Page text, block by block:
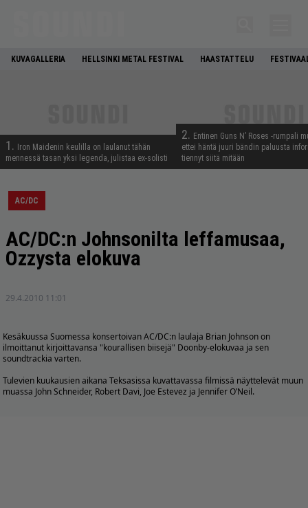
KUVAGALLERIA HELLSINKI METAL FESTIVAL HAASTATTELU
1.
Iron Maidenin keulilla on laulanut tähän
mennessä tasan yksi legenda, julistaa ex-solisti
2. Entinen Guns N’ Roses -rumpali
ettei häntä juuri bändin paluusta
tiennyt siitä mitään
AC/DC
AC/DC:n Johnsonilta leffamusaa,
Ozzysta elokuva
29.4.2010 11:01
Kesäkuussa Suomessa konsertoivan AC/DC:n laulaja Brian Johnson on
ilmoittanut kirjoittavansa "kourallisen biisejä" Doonby-elokuvaa ja sen
soundtrackia varten.
Tulevien kuukausien aikana Teksasissa kuvattavassa filmissä näyttelevät muun
muassa John Schneider, Robert Davi, Joe Estevez ja Jennifer O’Neil.